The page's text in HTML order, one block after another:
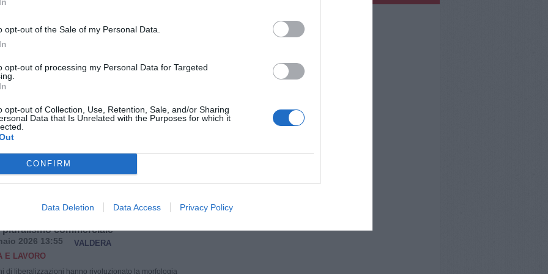
opt-out of the Sale of my Personal Data.
opt-out of processing my Personal Data for Targeted
opt-out of Collection, Use, Retention, Sale, and/or Sharing
Data that Is Unrelated with the Purposes for which it
CONFIRM
Data Deletion Data Access Privacy Policy
la Sp3 Bientinese, conclusi i lavori della
2026 13:32
nella giornata di giovedì 29 gennaio la Sp3
in questi giorni i lavori di manutenzione
a cura della Provincia di Pisa del valore complessivo
euro, abbiamo proceduto a riaprire la viabilità.
condizioni meteo non fossero ottimali la struttura
ha realizzato questo importante […]
pluralismo commerciale"
2026 13:55
VALDERA
E LAVORO
di liberalizzazioni hanno rivoluzionato la morfologia